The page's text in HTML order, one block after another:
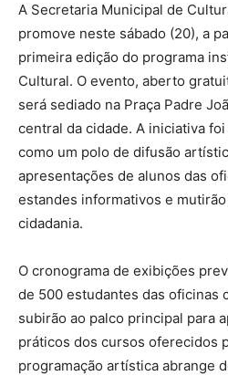
A Secretaria Municipal de
promove neste sábado (20), a
primeira edição do programa
Cultural. O evento, aberto
será sediado na Praça Padre
central da cidade. A iniciativa
como um polo de difusão
apresentações de alunos das
estandes informativos e
cidadania.
O cronograma de exibições
de 500 estudantes das oficinas
subirão ao palco principal para
práticos dos cursos oferecidos
programação artística abrange